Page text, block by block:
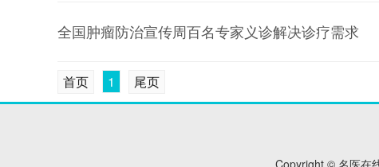
全国肿瘤防治宣传周百名专家义诊解决诊疗需求
首页 1 尾页
Copyright © 名医在